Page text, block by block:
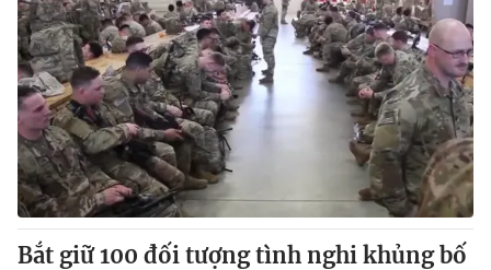
Theo dõi báo trên
Cơ quan chủ quản:Đài Truyền hình Việt Nam
Cơ quan báo chí:Thời báo VTV
Giấy phép hoạt động báo in và báo điện tử số 483/GP-BTTTT
cấp ngày 29/12/2023
Tổng Biên tập:Vũ Thanh Thủy
Phó Tổng Biên tập:Nguyễn Thị Mỹ Hạnh, Phạm Quốc Thắng,
Bắt giữ 100 đối tượng tình nghi khủng bố